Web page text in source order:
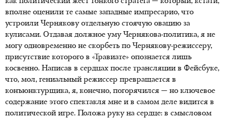
вполне оценили те самые западные импресарио, что
устроили Чернякову отдельную стоячую овацию за
кулисами. Отдавая должное уму Чернякова-политика, я не
могу одновременно не скорбеть по Чернякову-режиссеру,
присутствие которого в «Травиате» опознается лишь
косвенно. Написав в сердцах после трансляции в Фейсбуке,
что, мол, гениальный режиссер превращается в
конъюнктурщика, я, конечно, погорячился — но ключевое
содержание этого спектакля мне и в самом деле видится в
политической игре. Положа руку на сердце: в смысловом